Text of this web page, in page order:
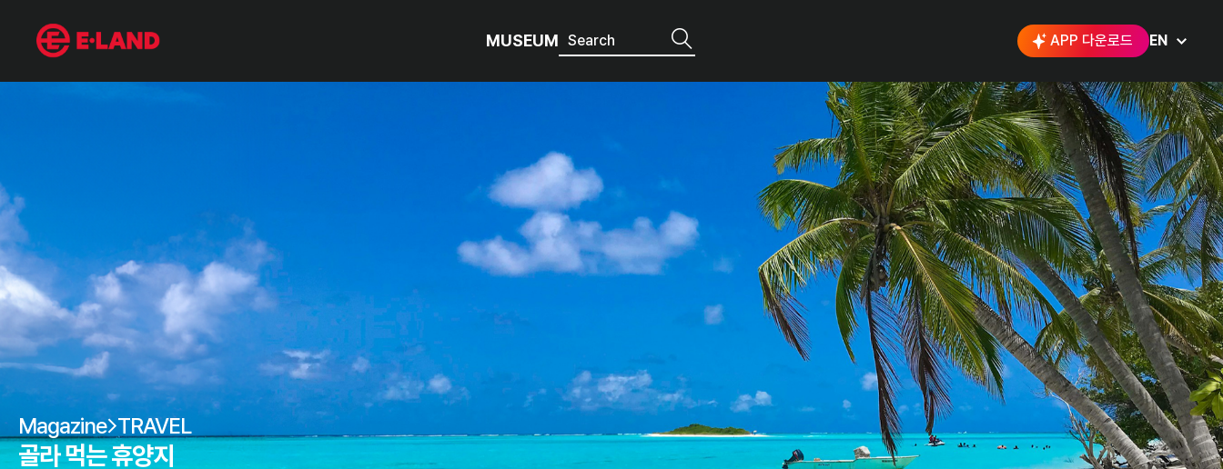
MUSEUM APP 다운로드 EN
올여름 반드시 고민해 봐야 할 여름 휴양지
매거진 상세보기
Magazine TRAVEL
골라 먹는 휴양지